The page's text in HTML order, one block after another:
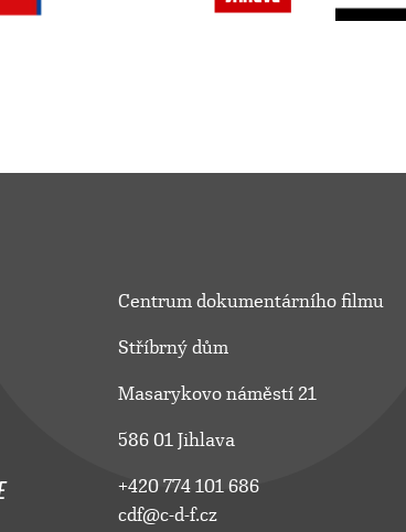
Centrum dokumentárního filmu
Stříbrný dům
Masarykovo náměstí 21
586 01 Jihlava
+420 774 101 686
cdf@c-d-f.cz